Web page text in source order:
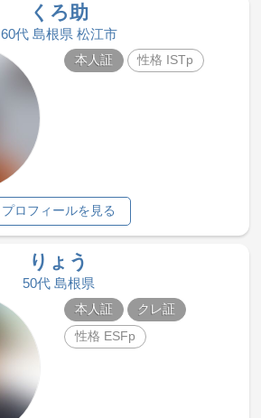
くろ助
60代 島根県 松江市
本人証 性格 ISTp
プロフィールを見る
りょう
50代 島根県
本人証
クレ証
性格 ESFp